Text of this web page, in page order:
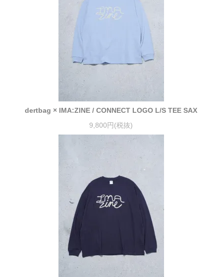
dertbag × IMA:ZINE / CONNECT LOGO L/S TEE SAX
9,800円(税抜)